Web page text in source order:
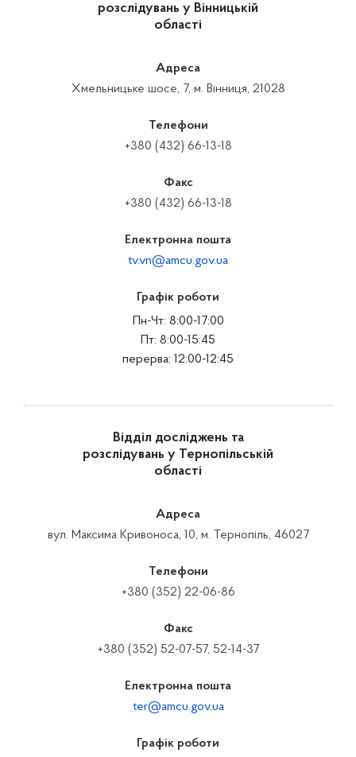
розслідувань у Вінницькій
області
Адреса
Хмельницьке шосе, 7, м. Вінниця, 21028
Телефони
+380 (432) 66-13-18
Факс
+380 (432) 66-13-18
Електронна пошта
tv.vn@amcu.gov.ua
Графік роботи
Пн-Чт: 8:00-17:00
Пт: 8:00-15:45
перерва: 12:00-12:45
Відділ досліджень та
розслідувань у Тернопільській
області
Адреса
вул. Максима Кривоноса, 10, м. Тернопіль, 46027
Телефони
+380 (352) 22-06-86
Факс
+380 (352) 52-07-57, 52-14-37
Електронна пошта
ter@amcu.gov.ua
Графік роботи